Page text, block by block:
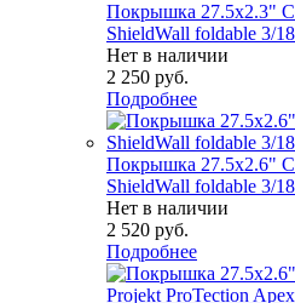
Покрышка 27.5x2.3"
ShieldWall foldable 3/
Нет в наличии
2 250 руб.
Подробнее
Покрышка 27.5x2.6"
ShieldWall foldable 3/
Нет в наличии
2 520 руб.
Подробнее